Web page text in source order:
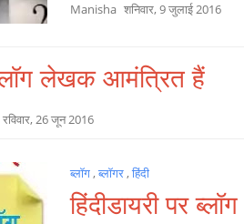
Manisha शनिवार, 9 जुलाई 2016
ब्लॉग लेखक आमंत्रित हैं
रविवार, 26 जून 2016
ब्लॉग,ब्लॉगर,हिंदी
हिंदीडायरी पर